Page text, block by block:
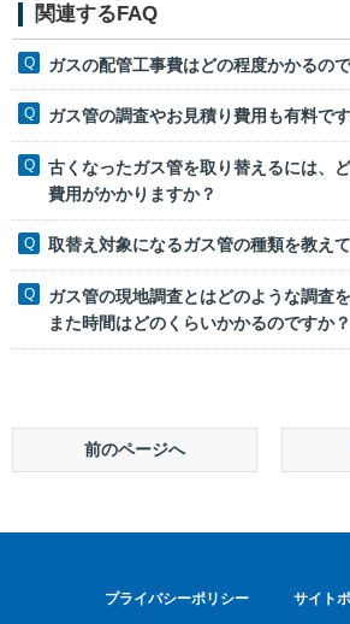
関連するFAQ
ガスの配管工事費はどの程度かかるの
ガス管の調査やお見積り費用も有料で
古くなったガス管を取り替えるには、
費用がかかりますか？
取替え対象になるガス管の種類を教えて
ガス管の現地調査とはどのような調査
また時間はどのくらいかかるのですか？
前のページへ
プライバシーポリシー サイト